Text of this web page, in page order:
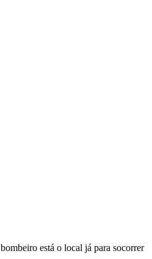
está o local já para socorrer